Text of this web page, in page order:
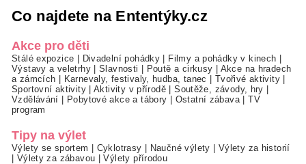
Co najdete na Ententýky.cz
Akce pro děti
Stálé expozice Divadelní pohádky Filmy a pohádky v kinech
Výstavy a veletrhy|Slavnosti Poutě a cirkusy
Akce na hradech
a zámcích
Karnevaly, festivaly, hudba, tanec Tvořivé aktivity
Sportovní aktivity|Aktivity v přírodě |Soutěže, závody, hry
Vzdělávání
Pobytové akce a tábory Ostatní zábava |TV
program
Tipy na výlet
Výlety se sportem Cyklotrasy Naučné výlety
Výlety za historií
Výlety za zábavou |Výlety přírodou